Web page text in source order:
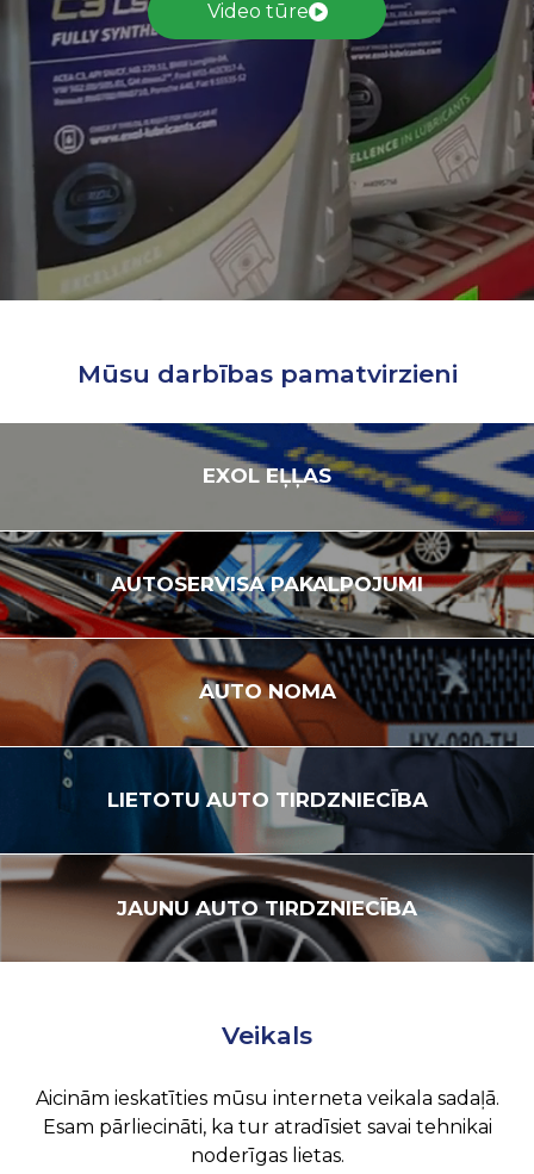
Video tūre
Mūsu darbības pamatvirzieni
EXOLEĻĻAS
AUTOSERVISAPAKALPOJUMI
AUTONOMA
LIETOTUAUTO TIRDZNIECĪBA
JAUNUAUTO TIRDZNIECĪBA
Veikals
Aicinām ieskatīties mūsu interneta veikala sadaļā.
Esam pārliecināti, ka tur atradīsiet savai tehnikai
noderīgas lietas.